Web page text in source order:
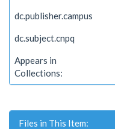
dc.publisher.campus
dc.subject.cnpq
Appears in
Collections:
Files in This Item: